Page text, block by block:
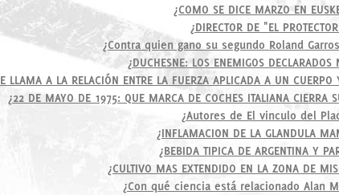
¿COMO SE DICE MARZO EN
¿DIRECTOR DE "EL
¿Contra quien gano su segundo Roland
¿DUCHESNE: LOS ENEMIGOS DECLARADOS
LLAMA A LA RELACIÓN ENTRE LA FUERZA APLICADA A UN CUERPO
¿22 DE MAYO DE 1975: QUE MARCA DE COCHES ITALIANA CIERRA
¿Autores de El vinculo del
¿INFLAMACION DE LA GLANDULA
¿BEBIDA TIPICA DE ARGENTINA Y
¿CULTIVO MAS EXTENDIDO EN LA ZONA DE
¿Con qué ciencia está relacionado Alan